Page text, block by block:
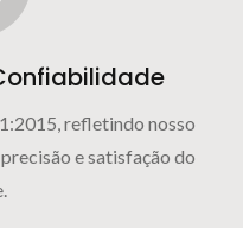
refletindo nosso
e satisfação do